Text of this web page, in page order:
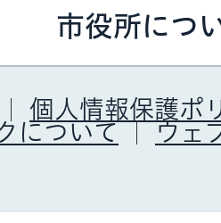
市役所につ
個人情報保護ポ
について
ウェ